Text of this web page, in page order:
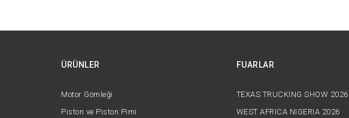
ÜRÜNLER
Motor Gömleği
Piston ve Piston Pimi
FUARLAR
TEXAS TRUCKING SHOW 2026
WEST AFRICA NIGERIA 2026